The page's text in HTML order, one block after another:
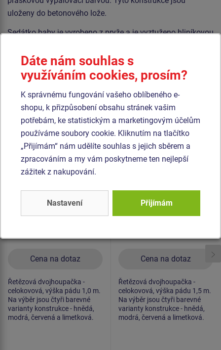
uloženy do betonového lože.
Sedátko baby je vyrobeno z pryže a je vyztuženo hliníkovou
řetězů na kovovém nosníku. Veškerý spojovací materiál je
pozinkovaný nebo nerezový.
Podobnézboží
Řetězová dvojhoupačka
- celokovová (v.p. 1,0
Cena na dotaz
Řetězová dvojhoupačka -
celokovová, výška pádu 1,0 m.
Na výběr jsou čtyři barevné
varianty konstrukce - hnědá,
modrá, červená a limetková.
Řetězová dvojhoupačka
- celokovová (v.p. 1,5
m)
Cena na dotaz
Řetězová dvojhoupačka -
celokovová, výška pádu 1,5 m.
Na výběr jsou čtyři barevné
varianty konstrukce - hnědá,
modrá, červená a limetková.
Dáte nám souhlas s
využíváním cookies, prosím?
K správnému fungování vašeho oblíbeného e-
shopu, k přizpůsobení obsahu stránek vašim
potřebám, ke statistickým a marketingovým účelům
používáme soubory cookie. Kliknutím na tlačítko
„Přijímám“ nám udělíte souhlas s jejich sběrem a
zpracováním a my vám poskytneme ten nejlepší
zážitek z nakupování.
Nastavení Přijímám